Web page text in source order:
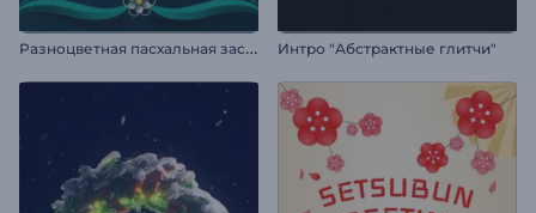
Р
азноцветная пасхальная заставка Интро "Абстрактные глитчи"